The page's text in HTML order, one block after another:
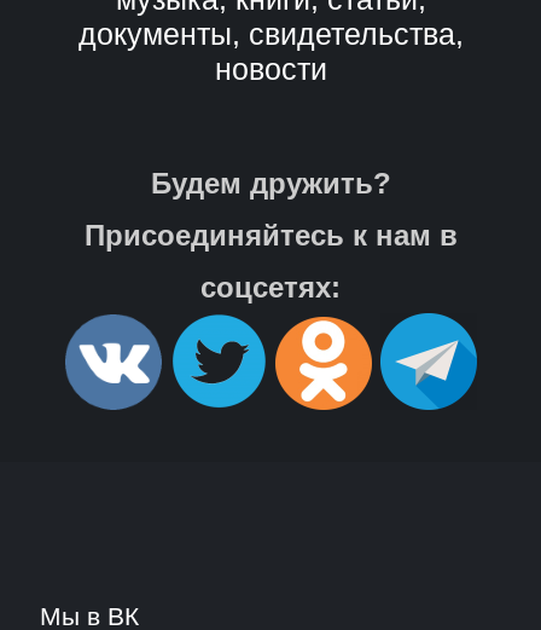
документы, свидетельства,
новости
Будем дружить?
Присоединяйтесь к нам в
соцсетях:
Мы в ВК